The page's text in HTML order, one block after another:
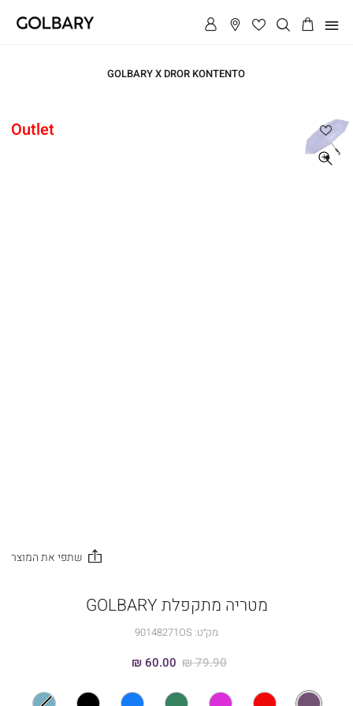
תפריט
GOLBARY X DROR KONTENTO
ראשי
ראשי
מטריה
מתקפלת
GOLBARY
מטריה מתקפלת GOLBARY
מק״ט: 90148271OS
60.00 ₪ 79.90 ₪
Outlet